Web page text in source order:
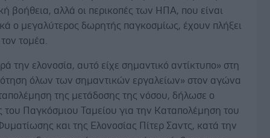
βοήθεια, αλλά οι περικοπές των ΗΠΑ, που είναι
ο μεγαλύτερος δωρητής παγκοσμίως, έχουν πλήξει
τομέα.
την ελονοσία, αυτό είχε σημαντικό αντίκτυπο» στη
όλων των σημαντικών εργαλείων» στον αγώνα
της μετάδοσης της νόσου, δήλωσε ο
του Παγκόσμιου Ταμείου για την Καταπολέμηση του
και της Ελονοσίας Πίτερ Σαντς, κατά την